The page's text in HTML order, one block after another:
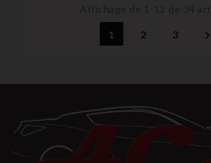
1 2 3